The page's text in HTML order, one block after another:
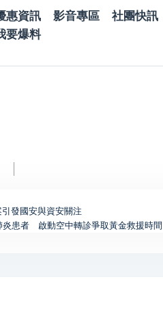
惠資訊 影音專區 社團快訊
要爆料
發國安與資安關注
炎患者 啟動空中轉診爭取黃金救援時間